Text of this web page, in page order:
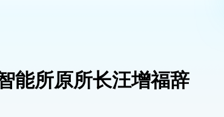
能所原所长汪增福辞